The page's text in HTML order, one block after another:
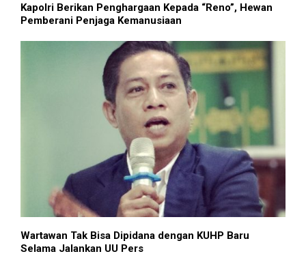
Kapolri Berikan Penghargaan Kepada “Reno”, Hewan
Pemberani Penjaga Kemanusiaan
Wartawan Tak Bisa Dipidana dengan KUHP Baru
Selama Jalankan UU Pers